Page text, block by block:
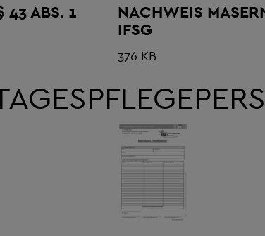
ABS. 1 I
NACHWEIS
FSG
376 KB